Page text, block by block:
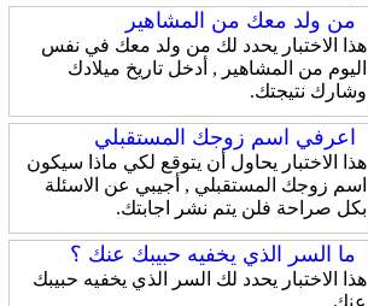
من ولد معك من المشاهير
هذا الاختبار يحدد لك من ولد معك في نفس
اليوم من المشاهير , أدخل تاريخ ميلادك
وشارك نتيجتك.
اعرفي اسم زوجك المستقبلي
هذا الاختبار يحاول أن يتوقع لكي ماذا سيكون
اسم زوجك المستقبلي , أجيبي عن الاسئلة
بكل صراحة فلن يتم نشر اجابتك.
ما السر الذي يخفيه حبيبك عنك ؟
هذا الاختبار يحدد لك السر الذي يخفيه حبيبك